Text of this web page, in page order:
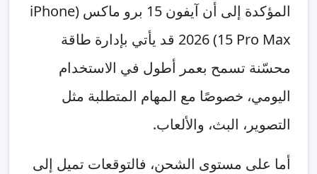
المؤكدة إلى أن آيفون 15 برو ماكس (iPhone
15 Pro Max) 2026 قد يأتي بإدارة طاقة
محسّنة تسمح بعمر أطول في الاستخدام
اليومي، خصوصًا مع المهام المتطلبة مثل
التصوير، البث، والألعاب.
أما على مستوى الشحن، فالتوقعات تميل إلى